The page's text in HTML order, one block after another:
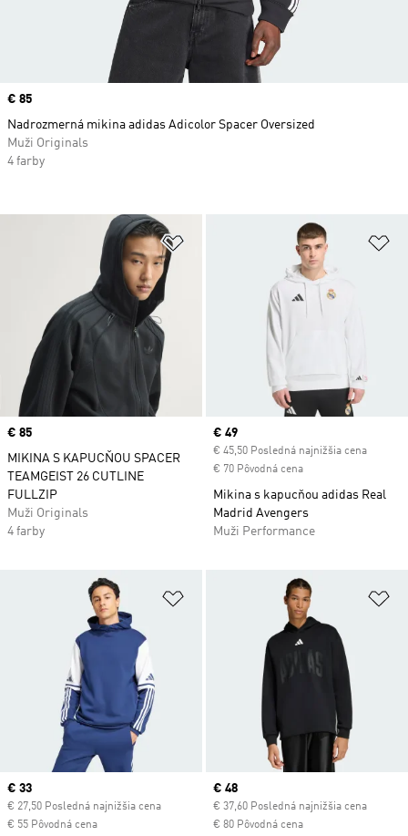
Pridať do zoznamu želaných
Price
€ 85
MIKINA S KAPUCŇOU SPACER
TEAMGEIST 26 CUTLINE
FULLZIP
Muži Originals
4 farby
Current price
€ 49
€ 45,50 Posledná najnižšia cena
€ 70 Pôvodná cena
Mikina s kapucňou adidas Real
Madrid Avengers
Muži Performance
Pridať do zoznamu želaných
Current price
€ 33
€ 27,50 Posledná najnižšia cena
€ 55 Pôvodná cena
Current price
€ 48
€ 37,60 Posledná najnižšia cena
€ 80 Pôvodná cena
Price
€ 85
Nadrozmerná mikina adidas Adicolor Spacer Oversized
Muži Originals
4 farby